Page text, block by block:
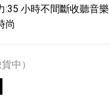
:35 小時不間斷收聽音樂
尚
中）
黑